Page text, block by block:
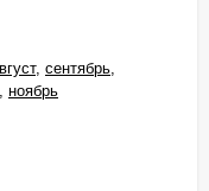
, сентябрь,
, ноябрь